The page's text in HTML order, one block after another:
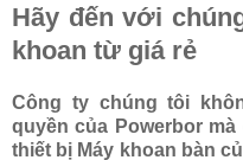
Hãy đến với
khoan từ giá rẻ
Công ty chúng tôi
quyền của Powerbor
thiết bị Máy khoan bàn